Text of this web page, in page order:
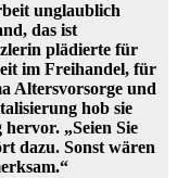
unglaublich
das ist
plädierte für
im Freihandel, für
Altersvorsorge und
hob sie
„Seien Sie
dazu. Sonst wären